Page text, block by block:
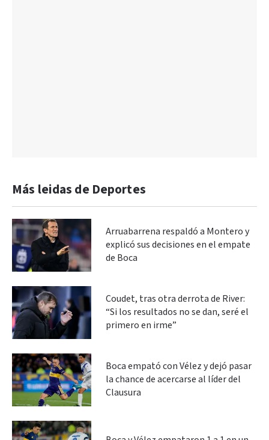
Más leidas de Deportes
Arruabarrena respaldó a Montero y
explicó sus decisiones en el empate
de Boca
Coudet, tras otra derrota de River:
“Si los resultados no se dan, seré el
primero en irme”
Boca empató con Vélez y dejó pasar
la chance de acercarse al líder del
Clausura